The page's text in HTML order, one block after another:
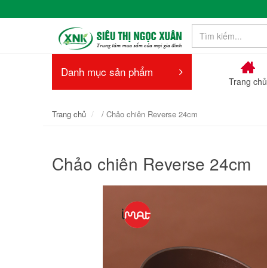
Danh mục sản phẩm
Trang chủ
Trang chủ / Chảo chiên Reverse 24cm
Chảo chiên Reverse 24cm